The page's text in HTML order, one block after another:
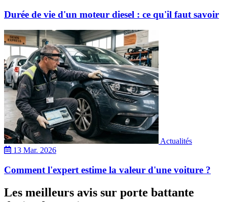
Durée de vie d'un moteur diesel : ce qu'il faut savoir
Actualités
13 Mar. 2026
Comment l'expert estime la valeur d'une voiture ?
Les meilleurs avis sur porte battante